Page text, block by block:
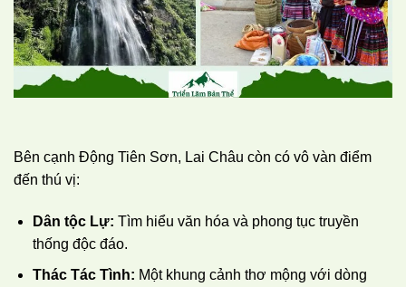
Bên cạnh Động Tiên Sơn, Lai Châu còn có vô vàn điểm
đến thú vị:
Dân tộc Lự: Tìm hiểu văn hóa và phong tục truyền
thống độc đáo.
Thác Tác Tình: Một khung cảnh thơ mộng với dòng